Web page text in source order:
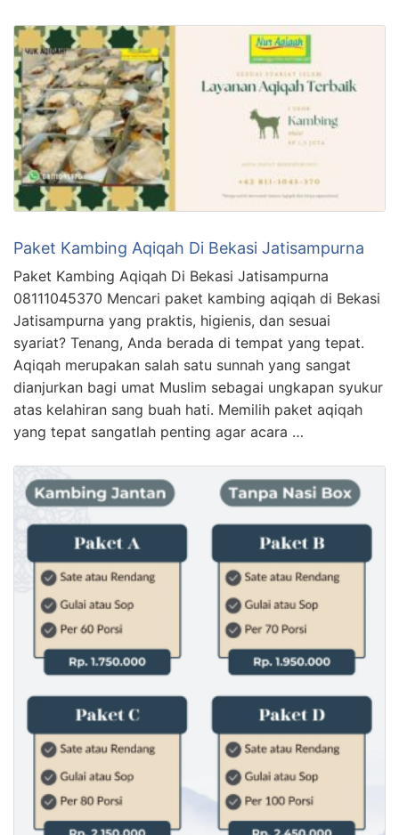
Paket Kambing Aqiqah Di Bekasi Jatisampurna
Paket Kambing Aqiqah Di Bekasi Jatisampurna
08111045370 Mencari paket kambing aqiqah di Bekasi
Jatisampurna yang praktis, higienis, dan sesuai
syariat? Tenang, Anda berada di tempat yang tepat.
Aqiqah merupakan salah satu sunnah yang sangat
dianjurkan bagi umat Muslim sebagai ungkapan syukur
atas kelahiran sang buah hati. Memilih paket aqiqah
yang tepat sangatlah penting agar acara …